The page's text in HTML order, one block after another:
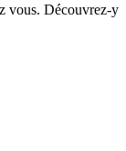
vous. Découvrez-y